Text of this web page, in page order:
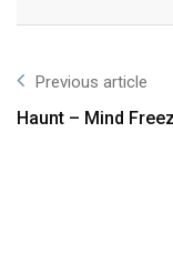
Previous article
Haunt – Mind